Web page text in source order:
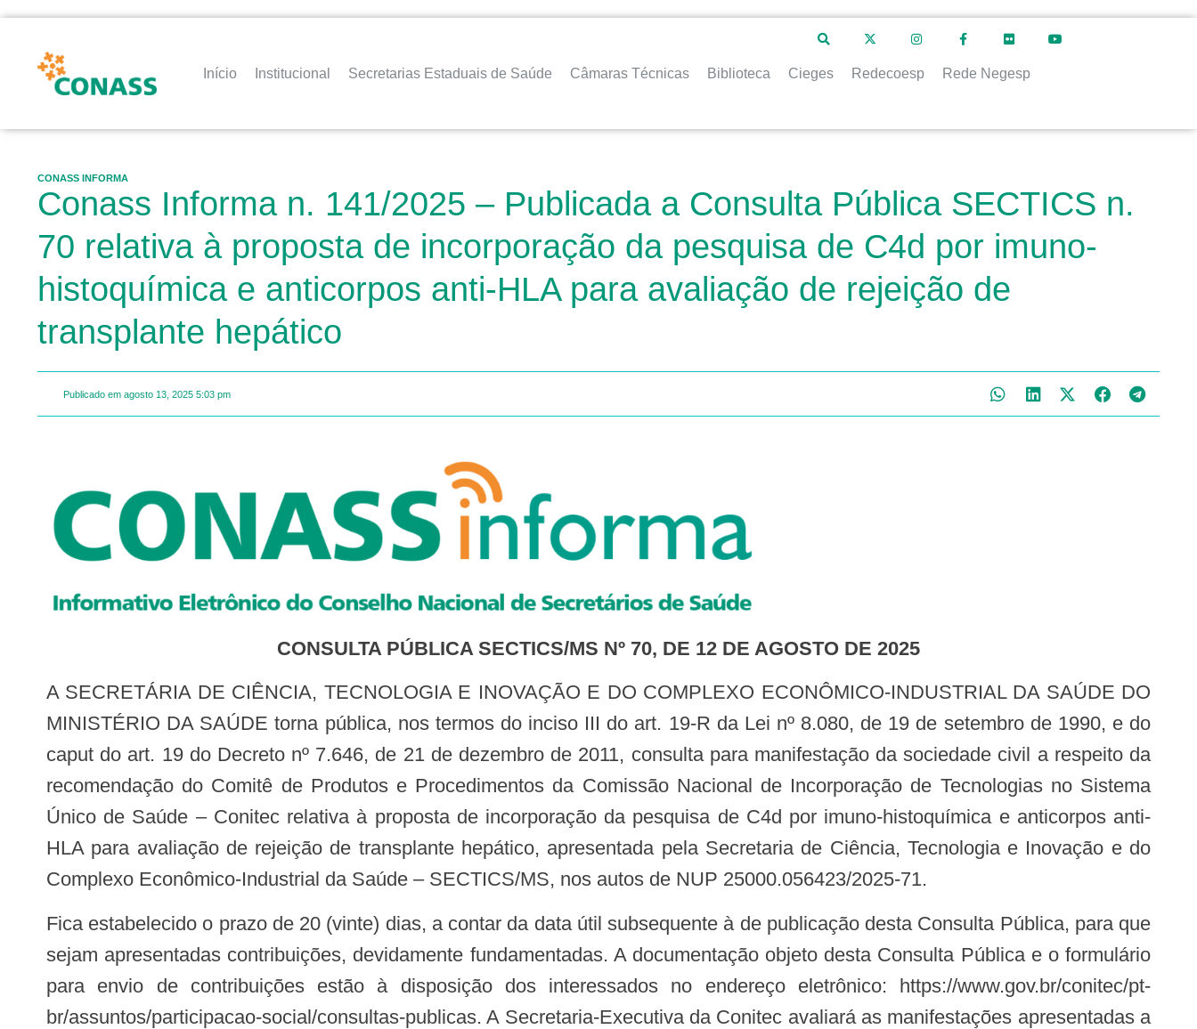
Início Institucional Secretarias Estaduais de Saúde Câmaras Técnicas Biblioteca Cieges Redecoesp Rede Negesp
CONASS INFORMA
Conass Informa n. 141/2025 – Publicada a Consulta Pública SECTICS n.
70 relativa à proposta de incorporação da pesquisa de C4d por imuno-
histoquímica e anticorpos anti-HLA para avaliação de rejeição de
transplante hepático
Publicado em agosto 13, 2025 5:03 pm
CONSULTA PÚBLICA SECTICS/MS Nº 70, DE 12 DE AGOSTO DE 2025
A SECRETÁRIA DE CIÊNCIA, TECNOLOGIA E INOVAÇÃO E DO COMPLEXO ECONÔMICO-INDUSTRIAL DA SAÚDE DO
MINISTÉRIO DA SAÚDE torna pública, nos termos do inciso III do art. 19-R da Lei nº 8.080, de 19 de setembro de 1990, e do
caput do art. 19 do Decreto nº 7.646, de 21 de dezembro de 2011, consulta para manifestação da sociedade civil a respeito da
recomendação do Comitê de Produtos e Procedimentos da Comissão Nacional de Incorporação de Tecnologias no Sistema
Único de Saúde – Conitec relativa à proposta de incorporação da pesquisa de C4d por imuno-histoquímica e anticorpos anti-
HLA para avaliação de rejeição de transplante hepático, apresentada pela Secretaria de Ciência, Tecnologia e Inovação e do
Complexo Econômico-Industrial da Saúde – SECTICS/MS, nos autos de NUP 25000.056423/2025-71.
Fica estabelecido o prazo de 20 (vinte) dias, a contar da data útil subsequente à de publicação desta Consulta Pública, para que
sejam apresentadas contribuições, devidamente fundamentadas. A documentação objeto desta Consulta Pública e o formulário
para envio de contribuições estão à disposição dos interessados no endereço eletrônico: https://www.gov.br/conitec/pt-
br/assuntos/participacao-social/consultas-publicas. A Secretaria-Executiva da Conitec avaliará as manifestações apresentadas a